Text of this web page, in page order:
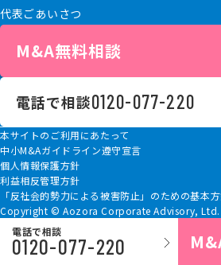
代表ごあいさつ
M&A無料相談
電話で相談0120-077-220
本サイトのご利用にあたって
中小M&Aガイドライン遵守宣言
個人情報保護方針
利益相反管理方針
「反社会的勢力による被害防止」のための基本
Copyright © Aozora Corporate Advisory, Ltd.
電話で相談
0120-077-220